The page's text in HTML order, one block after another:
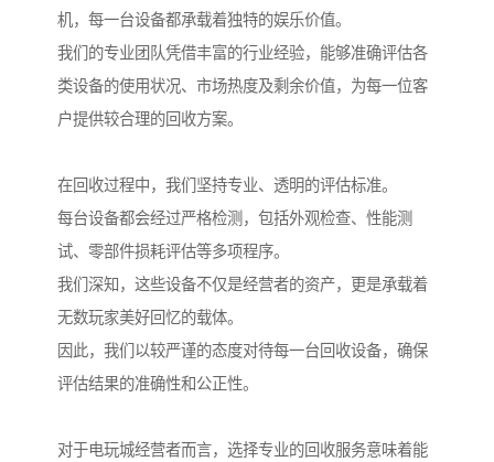
机，每一台设备都承载着独特的娱乐价值。
我们的专业团队凭借丰富的行业经验，能够准确评估各
类设备的使用状况、市场热度及剩余价值，为每一位客
户提供较合理的回收方案。
在回收过程中，我们坚持专业、透明的评估标准。
每台设备都会经过严格检测，包括外观检查、性能测
试、零部件损耗评估等多项程序。
我们深知，这些设备不仅是经营者的资产，更是承载着
无数玩家美好回忆的载体。
因此，我们以较严谨的态度对待每一台回收设备，确保
评估结果的准确性和公正性。
对于电玩城经营者而言，选择专业的回收服务意味着能